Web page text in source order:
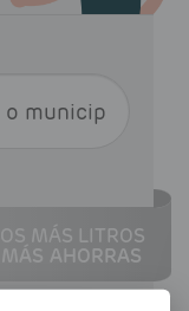
MÁS LITROS
MÁS AHORRAS